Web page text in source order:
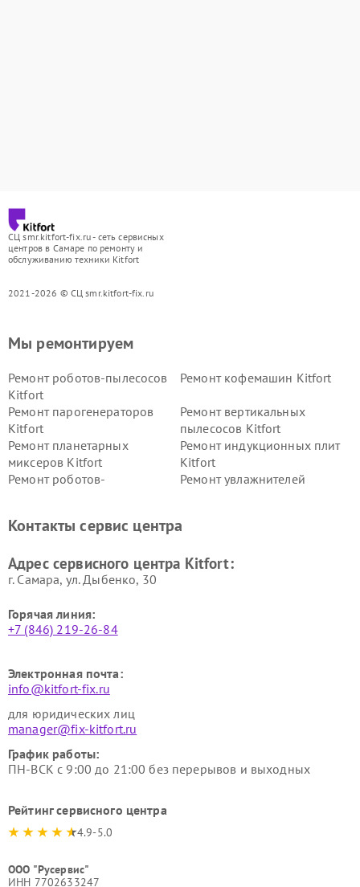
СЦ smr.kitfort-fix.ru - сеть сервисных
центров в Самаре по ремонту и
обслуживанию техники Kitfort
2021-2026 © СЦ smr.kitfort-fix.ru
Мы ремонтируем
Ремонт роботов-пылесосов
Kitfort
Ремонт кофемашин Kitfort
Ремонт парогенераторов
Kitfort
Ремонт вертикальных
пылесосов Kitfort
Ремонт планетарных
миксеров Kitfort
Ремонт индукционных плит
Kitfort
Ремонт роботов-
Ремонт увлажнителей
Kitfort
Kitfort
Kitfort
Kitfort
Контакты сервис центра
Адрес сервисного центра Kitfort:
г. Самара, ул. Дыбенко, 30
Горячая линия:
+7 (846) 219-26-84
Электронная почта:
info@kitfort-fix.ru
для юридических лиц
manager@fix-kitfort.ru
График работы:
ПН-ВСК с 9:00 до 21:00 без перерывов и выходных
Рейтинг сервисного центра
4.9-5.0
ООО "Русервис"
ИНН 7702633247